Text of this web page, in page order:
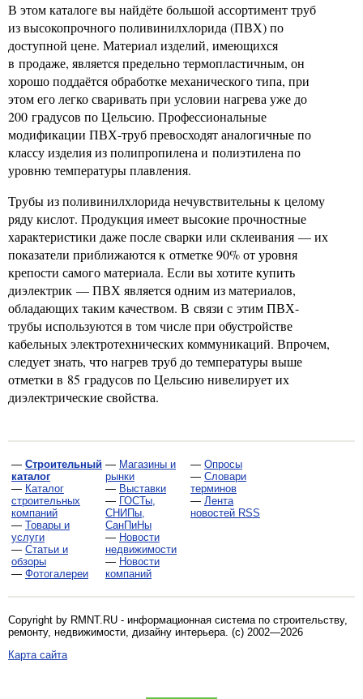
В этом каталоге вы найдёте большой ассортимент труб
из высокопрочного поливинилхлорида (ПВХ) по
доступной цене. Материал изделий, имеющихся
в продаже, является предельно термопластичным, он
хорошо поддаётся обработке механического типа, при
этом его легко сваривать при условии нагрева уже до
200 градусов по Цельсию. Профессиональные
модификации ПВХ-труб превосходят аналогичные по
классу изделия из полипропилена и полиэтилена по
уровню температуры плавления.
Трубы из поливинилхлорида нечувствительны к целому
ряду кислот. Продукция имеет высокие прочностные
характеристики даже после сварки или склеивания — их
показатели приближаются к отметке 90% от уровня
крепости самого материала. Если вы хотите купить
диэлектрик — ПВХ является одним из материалов,
обладающих таким качеством. В связи с этим ПВХ-
трубы используются в том числе при обустройстве
кабельных электротехнических коммуникаций. Впрочем,
следует знать, что нагрев труб до температуры выше
отметки в 85 градусов по Цельсию нивелирует их
диэлектрические свойства.
— Строительный
каталог
— Каталог
строительных
компаний
— Товары и
услуги
— Статьи и
обзоры
— Фотогалереи
— Магазины и
рынки
— Выставки
— ГОСТы,
СНИПы,
СанПиНы
— Новости
недвижимости
— Новости
компаний
— Опросы
— Словари
терминов
— Лента
новостей RSS
Copyright by RMNT.RU - информационная система по строительству,
ремонту, недвижимости, дизайну интерьера. (c) 2002—2026
Карта сайта